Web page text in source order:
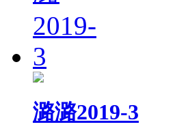
潞潞2019-3